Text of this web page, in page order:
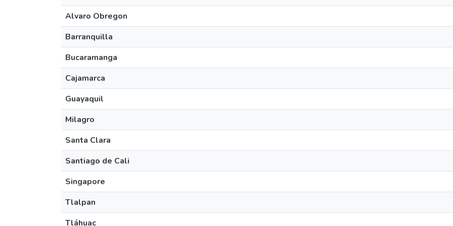
Alvaro Obregon
Barranquilla
Bucaramanga
Cajamarca
Guayaquil
Milagro
Santa Clara
Santiago de Cali
Singapore
Tlalpan
Tláhuac